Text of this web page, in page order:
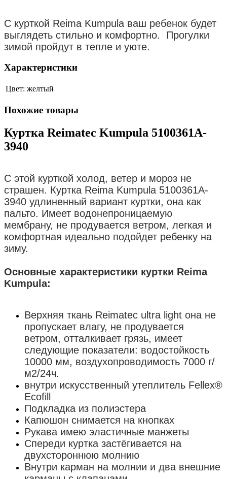
С курткой Reima Kumpula ваш ребенок будет
выглядеть стильно и комфортно. Прогулки
зимой пройдут в тепле и уюте.
Характеристики
Цвет: желтый
Похожие товары
Куртка Reimatec Kumpula 5100361A-
3940
С этой курткой холод, ветер и мороз не
страшен. Куртка Reima Kumpula 5100361A-
3940 удлиненный вариант куртки, она как
пальто. Имеет водонепроницаемую
мембрану, не продувается ветром, легкая и
комфортная идеально подойдет ребенку на
зиму.
Основные характеристики куртки Reima
Kumpula:
Верхняя ткань Reimatec ultra light она не
пропускает влагу, не продувается
ветром, отталкивает грязь, имеет
следующие показатели: водостойкость
10000 мм, воздухопроводимость 7000 г/
м2/24ч.
внутри искусственный утеплитель Fellex®
Ecofill
Подкладка из полиэстера
Капюшон снимается на кнопках
Рукава имею эластичные манжеты
Спереди куртка застёгивается на
двухстороннюю молнию
Внутри карман на молнии и два внешние